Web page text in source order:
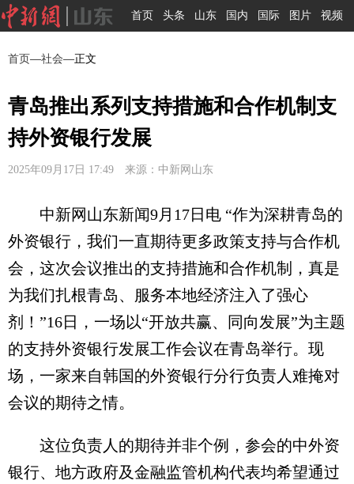
首页 头条 山东 国内 国际 图片 视频
首页—社会—正文
青岛推出系列支持措施和合作机制支
持外资银行发展
2025年09月17日 17:49 来源：中新网山东
中新网山东新闻9月17日电 “作为深耕青岛的
外资银行，我们一直期待更多政策支持与合作机
会，这次会议推出的支持措施和合作机制，真是
为我们扎根青岛、服务本地经济注入了强心
剂！”16日，一场以“开放共赢、同向发展”为主题
的支持外资银行发展工作会议在青岛举行。现
场，一家来自韩国的外资银行分行负责人难掩对
会议的期待之情。
这位负责人的期待并非个例，参会的中外资
银行、地方政府及金融监管机构代表均希望通过